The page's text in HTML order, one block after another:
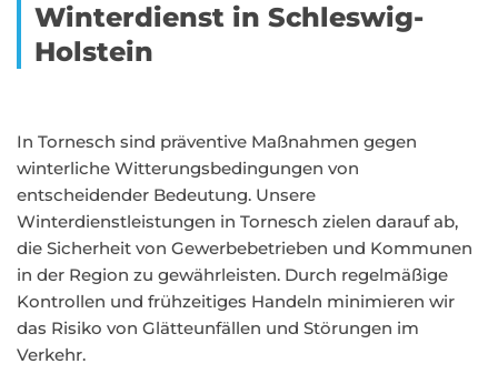
Winterdienst in Schleswig-
Holstein
In Tornesch sind präventive Maßnahmen gegen
winterliche Witterungsbedingungen von
entscheidender Bedeutung. Unsere
Winterdienstleistungen in Tornesch zielen darauf ab,
die Sicherheit von Gewerbebetrieben und Kommunen
in der Region zu gewährleisten. Durch regelmäßige
Kontrollen und frühzeitiges Handeln minimieren wir
das Risiko von Glätteunfällen und Störungen im
Verkehr.